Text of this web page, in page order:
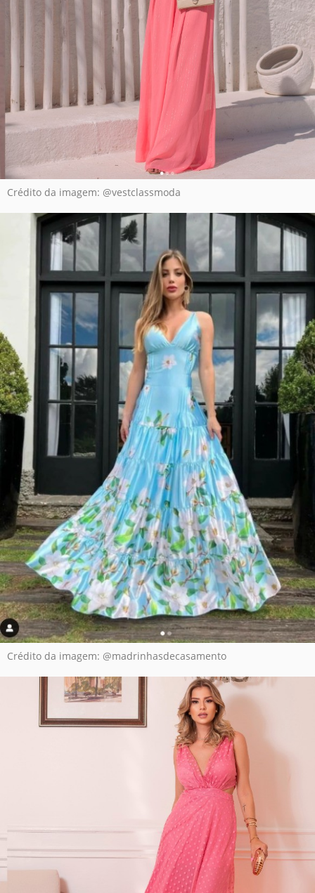
Crédito da imagem: @vestclassmoda
Crédito da imagem: @madrinhasdecasamento